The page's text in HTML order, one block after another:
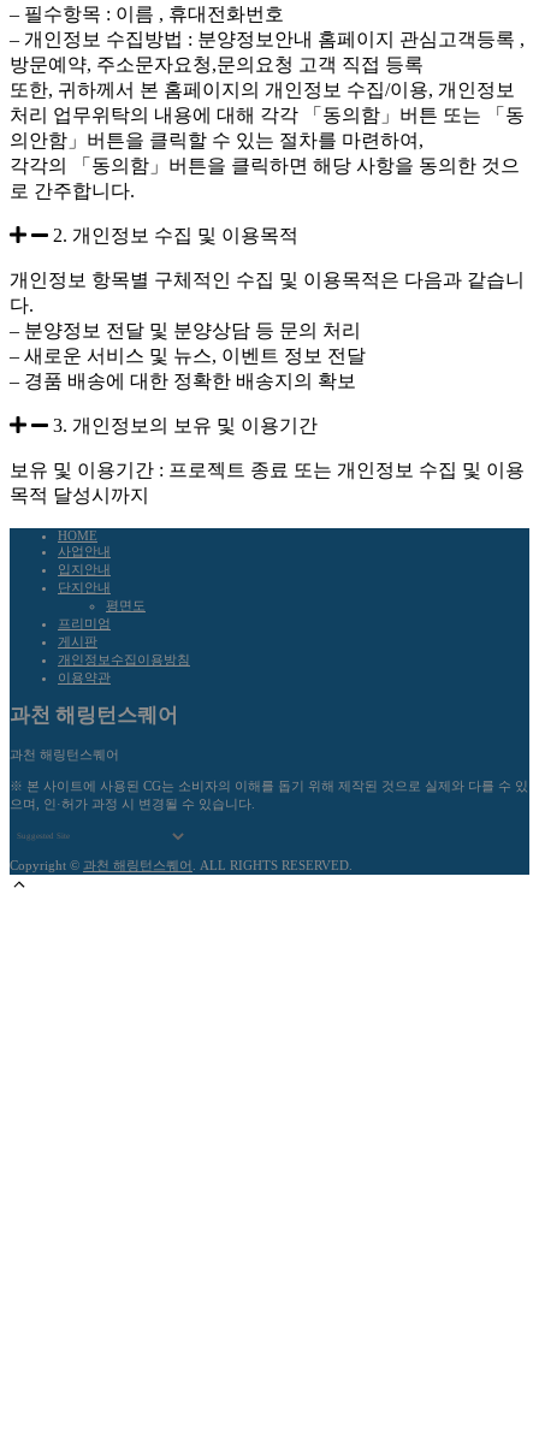
– 필수항목 : 이름 , 휴대전화번호
– 개인정보 수집방법 : 분양정보안내 홈페이지 관심고객등록 ,
방문예약, 주소문자요청,문의요청 고객 직접 등록
또한, 귀하께서 본 홈페이지의 개인정보 수집/이용, 개인정보
처리 업무위탁의 내용에 대해 각각 「동의함」버튼 또는 「동
의안함」버튼을 클릭할 수 있는 절차를 마련하여,
각각의 「동의함」버튼을 클릭하면 해당 사항을 동의한 것으
로 간주합니다.
2. 개인정보 수집 및 이용목적
개인정보 항목별 구체적인 수집 및 이용목적은 다음과 같습니
다.
– 분양정보 전달 및 분양상담 등 문의 처리
– 새로운 서비스 및 뉴스, 이벤트 정보 전달
– 경품 배송에 대한 정확한 배송지의 확보
3. 개인정보의 보유 및 이용기간
보유 및 이용기간 : 프로젝트 종료 또는 개인정보 수집 및 이용
목적 달성시까지
HOME
사업안내
입지안내
단지안내
평면도
프리미엄
게시판
개인정보수집이용방침
이용약관
과천 해링턴스퀘어
과천 해링턴스퀘어
※ 본 사이트에 사용된 CG는 소비자의 이해를 돕기 위해 제작된 것으로 실제와 다를 수 있
으며, 인·허가 과정 시 변경될 수 있습니다.
Copyright © 과천 해링턴스퀘어 . ALL RIGHTS RESERVED.